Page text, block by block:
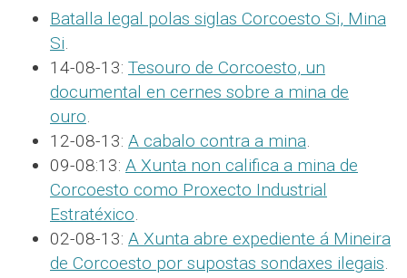
Batalla legal polas siglas Corcoesto Si, Mina
Si.
14-08-13: Tesouro de Corcoesto, un
documental en cernes sobre a mina de
ouro.
12-08-13: A cabalo contra a mina.
09-08:13: A Xunta non califica a mina de
Corcoesto como Proxecto Industrial
Estratéxico.
02-08-13: A Xunta abre expediente á Mineira
de Corcoesto por supostas sondaxes ilegais.